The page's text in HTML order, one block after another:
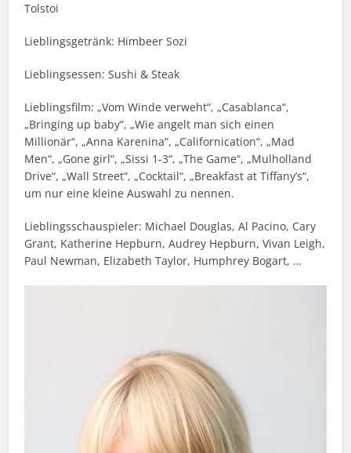
Tolstoi
Lieblingsgetränk: Himbeer Sozi
Lieblingsessen: Sushi & Steak
Lieblingsfilm: „Vom Winde verweht“, „Casablanca“,
„Bringing up baby“, „Wie angelt man sich einen
Millionär“, „Anna Karenina“, „Californication“, „Mad
Men“, „Gone girl“, „Sissi 1-3“, „The Game“, „Mulholland
Drive“, „Wall Street“, „Cocktail“, „Breakfast at Tiffany’s“,
um nur eine kleine Auswahl zu nennen.
Lieblingsschauspieler: Michael Douglas, Al Pacino, Cary
Grant, Katherine Hepburn, Audrey Hepburn, Vivan Leigh,
Paul Newman, Elizabeth Taylor, Humphrey Bogart, …